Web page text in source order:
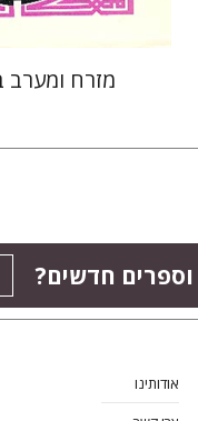
מזרח ומערב
חדשים?
אודותינו